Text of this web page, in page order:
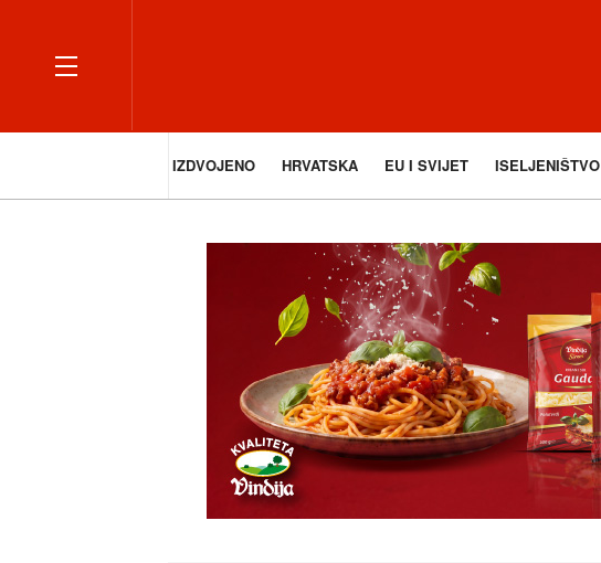
IZDVOJENO HRVATSKA EU I SVIJET ISELJENIŠTVO